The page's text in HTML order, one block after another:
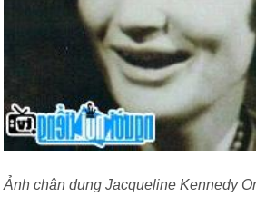
Ảnh chân dung Jacqueline Kennedy